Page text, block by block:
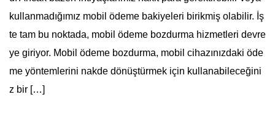
kullanmadığımız mobil ödeme bakiyeleri birikmiş olabilir. İş
te tam bu noktada, mobil ödeme bozdurma hizmetleri devre
ye giriyor. Mobil ödeme bozdurma, mobil cihazınızdaki öde
me yöntemlerini nakde dönüştürmek için kullanabileceğini
z bir […]